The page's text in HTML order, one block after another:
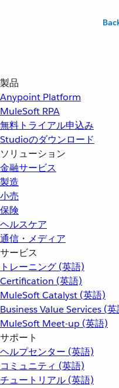
製品
Anypoint Platform
MuleSoft RPA
無料トライアル申込み
Studioのダウンロード
ソリューション
金融サービス
製造
小売
保険
ヘルスケア
通信・メディア
サービス
トレーニング (英語)
Certification (英語)
MuleSoft Catalyst (英語)
Business Value Services (英
MuleSoft Meet-up (英語)
サポート
ヘルプセンター (英語)
コミュニティ (英語)
チュートリアル (英語)